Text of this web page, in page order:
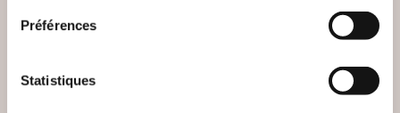
Préférences
Statistiques
Damien LANDEAU Adrien DECAESTECKER